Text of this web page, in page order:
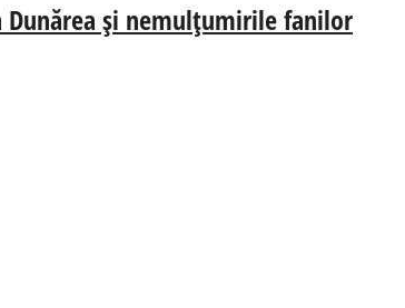
Dunărea și nemulțumirile fanilor